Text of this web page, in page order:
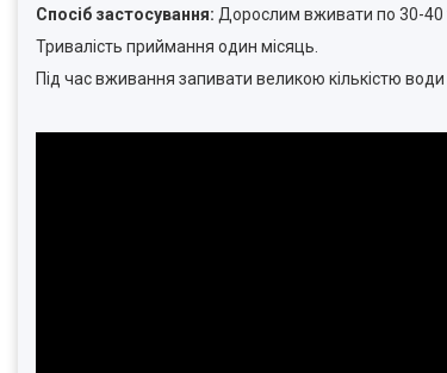
Спосіб застосування: Дорослим вживати по 30-40
Тривалість приймання один місяць.
Під час вживання запивати великою кількістю